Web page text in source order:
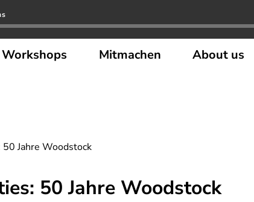
Workshops Mitmachen About us
Jahre Woodstock
50 Jahre Woodstock